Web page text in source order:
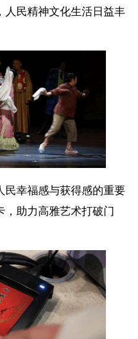
人民精神文化生活日益丰
幸福感与获得感的重要
助力高雅艺术打破门